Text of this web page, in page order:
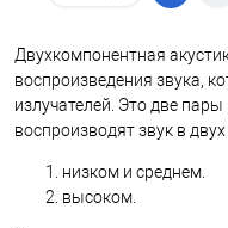
Двухкомпонентная
воспроизведения звука,
излучателей. Это две
воспроизводят звук в
низком и среднем.
высоком.